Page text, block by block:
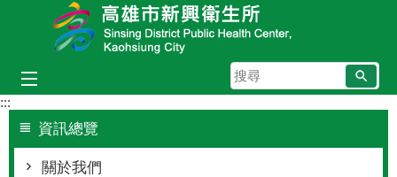
跳到主要內容區塊
搜
尋
:::
資訊總覽
關於我們